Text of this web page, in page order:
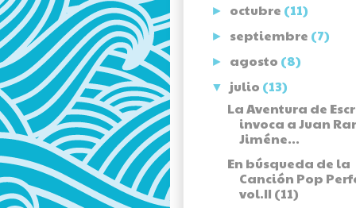
► octubre (11)
► septiembre (7)
► agosto (8)
▼ julio (13)
La Aventura de
invoca a Juan
Jiméne...
En búsqueda de la
Canción Pop
vol.II (11)